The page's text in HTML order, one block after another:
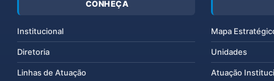
CONHEÇA
Institucional
Diretoria
Linhas de Atuação
Mapa
Unidades
Atuação